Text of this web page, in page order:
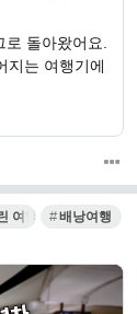
로 돌아왔어요.
지는 여행기에
여행 배낭여행